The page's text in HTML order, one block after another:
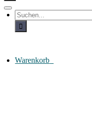
hT
o
a
S
u
h
c
h
Warenkorb